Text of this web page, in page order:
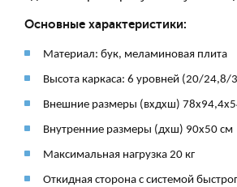
Основные характеристики:
Материал: бук, меламиновая плита
Высота каркаса: 6 уровней (20/
Внешние размеры (вхдхш)
Внутренние размеры (дхш) 90х50 см
Максимальная нагрузка 20 кг
Откидная сторона с системой